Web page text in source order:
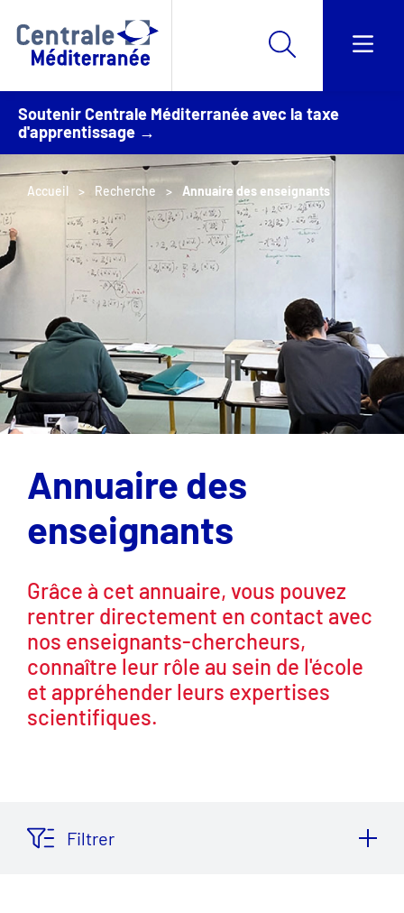
Soutenir Centrale Méditerranée avec la taxe
d'apprentissage →
Accueil Recherche Annuaire des enseignants
Annuaire des
enseignants
Grâce à cet annuaire, vous pouvez
rentrer directement en contact avec
nos enseignants-chercheurs,
connaître leur rôle au sein de l'école
et appréhender leurs expertises
scientifiques.
Filtrer